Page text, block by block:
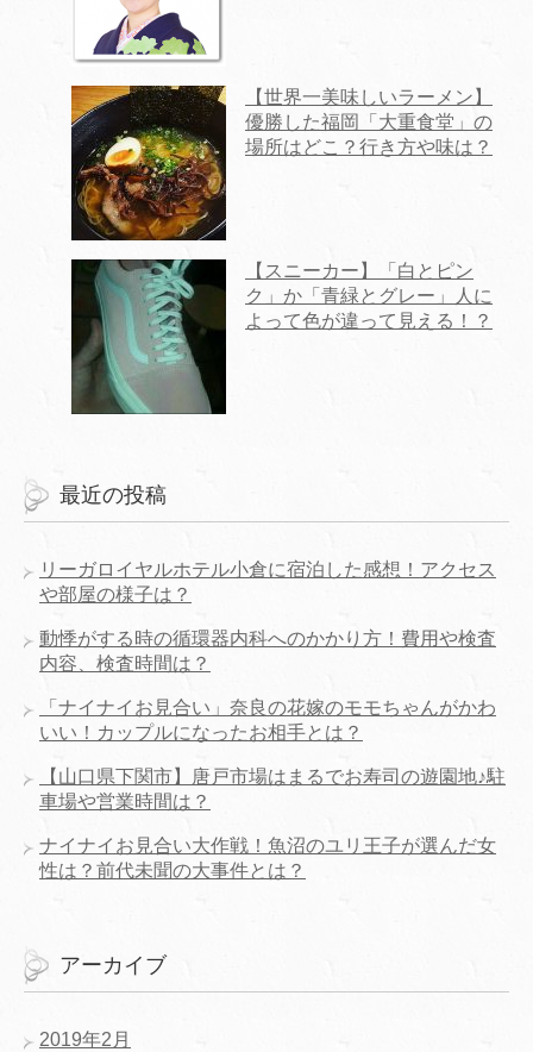
【世界一美味しいラーメン】
優勝した福岡「大重食堂」の
場所はどこ？行き方や味は？
【スニーカー】「白とピン
ク」か「青緑とグレー」人に
よって色が違って見える！？
最近の投稿
リーガロイヤルホテル小倉に宿泊した感想！アクセス
や部屋の様子は？
動悸がする時の循環器内科へのかかり方！費用や検査
内容、検査時間は？
「ナイナイお見合い」奈良の花嫁のモモちゃんがかわ
いい！カップルになったお相手とは？
【山口県下関市】唐戸市場はまるでお寿司の遊園地♪駐
車場や営業時間は？
ナイナイお見合い大作戦！魚沼のユリ王子が選んだ女
性は？前代未聞の大事件とは？
アーカイブ
2019年2月